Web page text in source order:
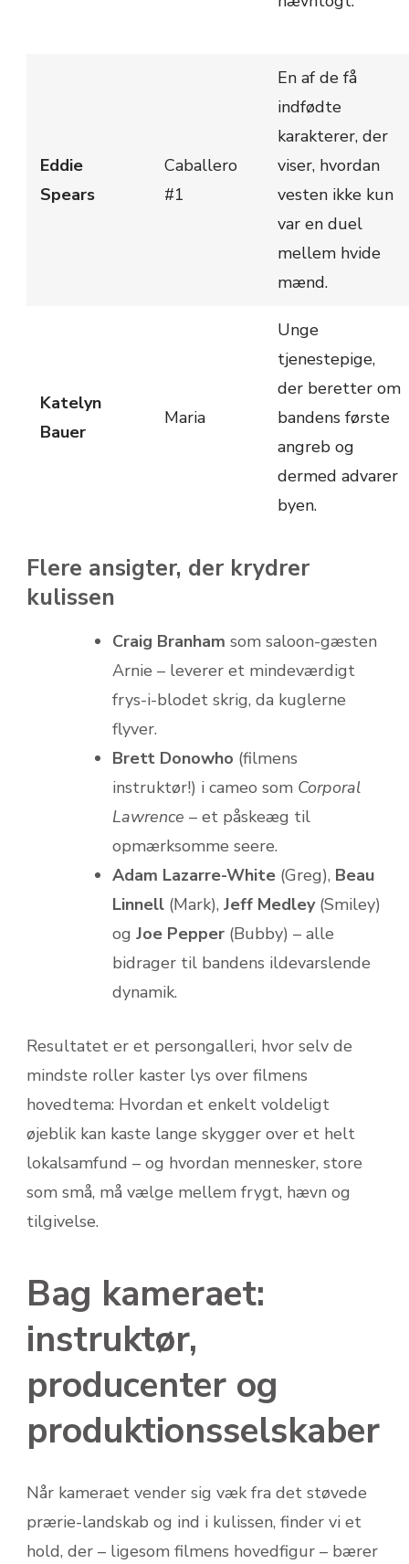
Eddie
Spears
Caballero
#1
En af de få
indfødte
karakterer, der
viser, hvordan
vesten ikke kun
var en duel
mellem hvide
mænd.
Katelyn
Bauer
Maria
Unge
tjenestepige,
der beretter om
bandens første
angreb og
dermed advarer
byen.
Flere ansigter, der krydrer
kulissen
Craig Branham som saloon-gæsten
Arnie – leverer et mindeværdigt
frys-i-blodet skrig, da kuglerne
flyver.
Brett Donowho (filmens
instruktør!) i cameo som Corporal
Lawrence – et påskeæg til
opmærksomme seere.
Adam Lazarre-White (Greg), Beau
Linnell (Mark), Jeff Medley(Smiley)
og Joe Pepper (Bubby) – alle
bidrager til bandens ildevarslende
dynamik.
Resultatet er et persongalleri, hvor selv de
mindste roller kaster lys over filmens
hovedtema: Hvordan et enkelt voldeligt
øjeblik kan kaste lange skygger over et helt
lokalsamfund – og hvordan mennesker, store
som små, må vælge mellem frygt, hævn og
tilgivelse.
Bag kameraet:
instruktør,
producenter og
produktionsselskaber
Når kameraet vender sig væk fra det støvede
prærie-landskab og ind i kulissen, finder vi et
hold, der – ligesom filmens hovedfigur – bærer